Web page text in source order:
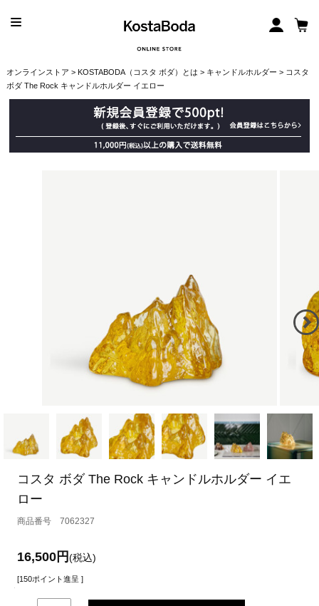
オンラインストア > KOSTABODA（コスタ ボダ）とは > キャンドルホルダー > コスタ
ボダ The Rock キャンドルホルダー イエロー
コスタ ボダ The Rock キャンドルホルダー イエ
ロー
7062327
16,500円(税込)
[150ポイント進呈 ]